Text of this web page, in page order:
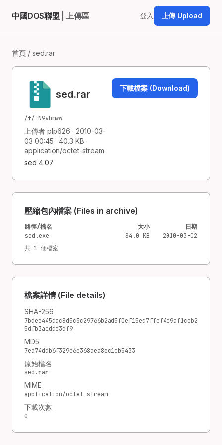
中國DOS聯盟 | 上傳區 登入 上傳 Upload
首頁 / sed.rar
sed.rar
/f/TN9vhmww
上傳者 plp626 · 2010-03-
03 00:45 · 40.3 KB ·
application/octet-stream
sed 4.07
下載檔案 (Download)
壓縮包內檔案 (Files in archive)
路徑/檔名 大小
日期
sed.exe
84.0 KB
2010-03-02
共 1 個檔案
檔案詳情 (File details)
SHA-256
7bdee445dac8d5c5c29766b2ad5f0ef15ed7ffef4e9af1ccb2
5dfb3acdde3df9
MD5
7ea74ddb6f329e6e368aea8ec1eb5433
原始檔名
sed.rar
MIME
application/octet-stream
下載次數
0